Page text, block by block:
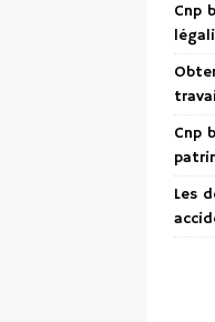
Cnp
Cnp
Les